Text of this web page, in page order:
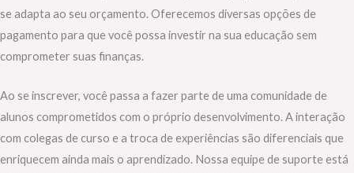
se adapta ao seu orçamento. Oferecemos diversas opções de
pagamento para que você possa investir na sua educação sem
comprometer suas finanças.
Ao se inscrever, você passa a fazer parte de uma comunidade de
alunos comprometidos com o próprio desenvolvimento. A interação
com colegas de curso e a troca de experiências são diferenciais que
enriquecem ainda mais o aprendizado. Nossa equipe de suporte está